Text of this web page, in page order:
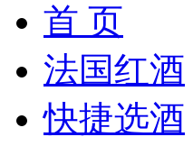
首 页
法国红酒
快捷选酒